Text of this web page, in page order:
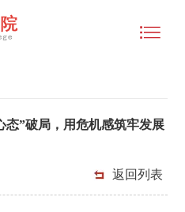
态”破局，用危机感筑牢发展
返回列表